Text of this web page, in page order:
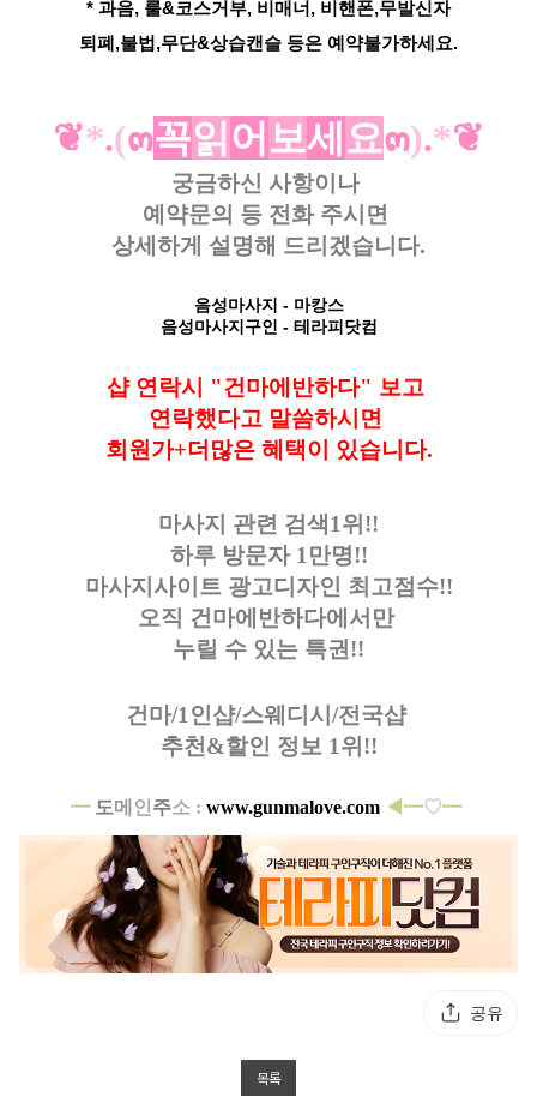
* 과음, 룰&코스거부, 비매너, 비핸폰,무발신자
퇴폐,불법,무단&상습캔슬 등은 예약불가하세요.
❦*.(๓꼭읽어보세요๓).*❦
궁금하신 사항이나
예약문의 등 전화 주시면
상세하게 설명해 드리겠습니다.
음성마사지 - 마캉스
음성마사지구인 - 테라피닷컴
샵 연락시 "건마에반하다" 보고
연락했다고 말씀하시면
회원가+더많은 혜택이 있습니다.
마사지 관련 검색1위!!
하루 방문자 1만명!!
마사지사이트 광고디자인 최고점수!!
오직 건마에반하다에서만
누릴 수 있는 특권!!
건마/1인샵/스웨디시/전국샵
추천&할인 정보 1위!!
━ 도메 인 주소 : www.gunmalove.com ◀ ━♡━
공유
목록